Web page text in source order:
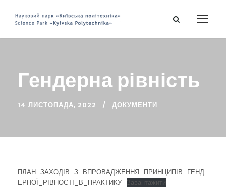
Гендерна рівність
14 ЛИСТОПАДА, 2022 ДОКУМЕНТИ
ПЛАН_ЗАХОДІВ_З_ВПРОВАДЖЕННЯ_ПРИНЦИПІВ_ГЕНД
ЕРНОЇ_РІВНОСТІ_В_ПРАКТИКУ
Завантажити